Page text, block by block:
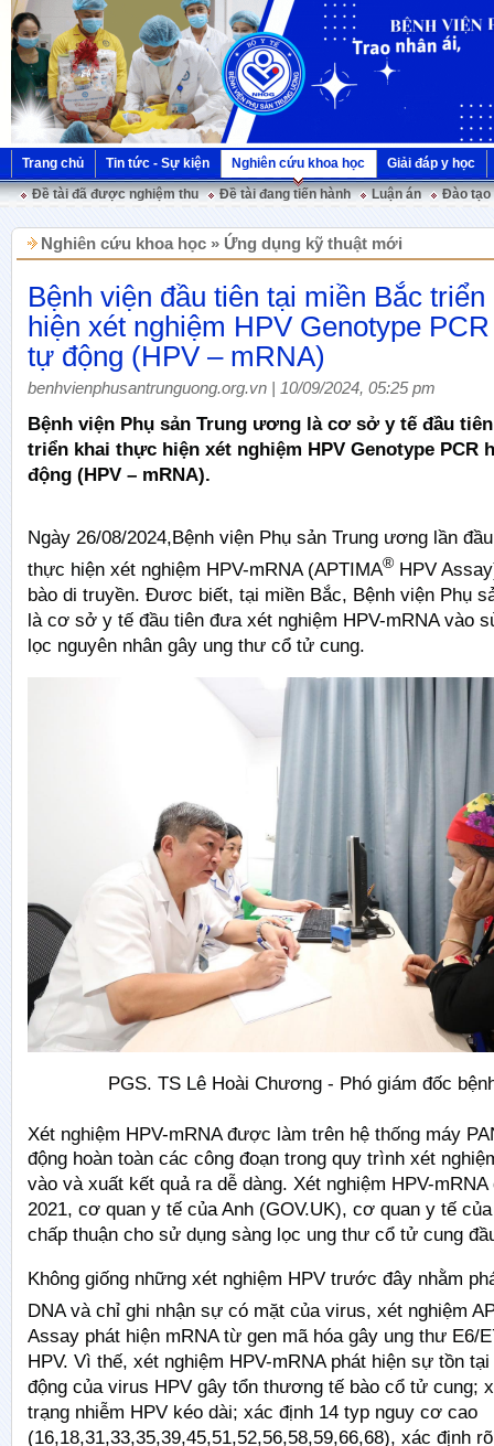
Trang chủ Tin tức - Sự kiện Nghiên cứu khoa học
Giải đáp y học
Đề tài đã được nghiệm thu
Đề tài đang tiến hành Luận án Đào tạo
Nghiên cứu khoa học » Ứng dụng kỹ thuật mới
Bệnh viện đầu tiên tại miền Bắc
hiện xét nghiệm HPV Genotype
tự động (HPV – mRNA)
benhvienphusantrunguong.org.vn | 10/09/2024, 05:25 pm
Bệnh viện Phụ sản Trung ương là cơ sở y tế đầu
triển khai thực hiện xét nghiệm HPV Genotype PCR
động (HPV – mRNA).
Ngày 26/08/2024,Bệnh viện Phụ sản Trung ương lần
thực hiện xét nghiệm HPV-mRNA (APTIMA® HPV
bào di truyền. Đươc biết, tại miền Bắc, Bệnh viện Phụ
là cơ sở y tế đầu tiên đưa xét nghiệm HPV-mRNA vào
lọc nguyên nhân gây ung thư cổ tử cung.
PGS. TS Lê Hoài Chương - Phó giám đốc
Xét nghiệm HPV-mRNA được làm trên hệ thống máy
động hoàn toàn các công đoạn trong quy trình xét
vào và xuất kết quả ra dễ dàng. Xét nghiệm HPV-
2021, cơ quan y tế của Anh (GOV.UK), cơ quan y tế
chấp thuận cho sử dụng sàng lọc ung thư cổ tử cung
Không giống những xét nghiệm HPV trước đây nhằm
DNA và chỉ ghi nhận sự có mặt của virus, xét nghiệm
Assay phát hiện mRNA từ gen mã hóa gây ung thư E6/
HPV. Vì thế, xét nghiệm HPV-mRNA phát hiện sự tồn
động của virus HPV gây tổn thương tế bào cổ tử cung;
trạng nhiễm HPV kéo dài; xác định 14 typ nguy cơ cao
(16,18,31,33,35,39,45,51,52,56,58,59,66,68), xác định